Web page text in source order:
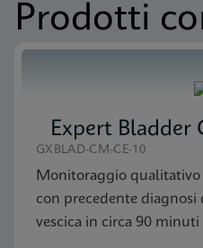
ENG
Test Menu US-IVD
ENG
Foglietto illustrativo
Foglietto illustrativo
Xpert FII & FV IFU CE-
system with Touchscreen)
Prodotti
Expert Bladder
GXBLAD-CM-CE-10
Monitoraggio
con precedente diagnosi
vescica in circa 90 minuti